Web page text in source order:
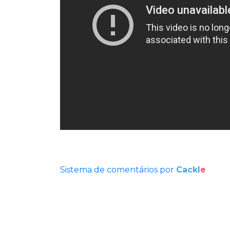
Sistema de comentários por Cackl e